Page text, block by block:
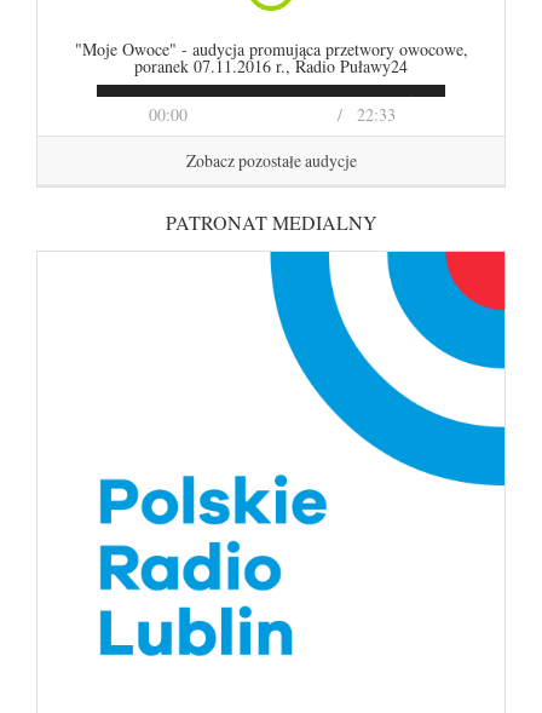
00:00 22:33
"Moje Owoce" - audycja promująca przetwory owocowe,
poranek 07.11.2016 r., Radio Puławy24
Zobacz pozostałe audycje
PATRONAT MEDIALNY